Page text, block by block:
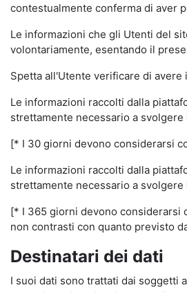
contestualmente conferma di aver
Le informazioni che gli Utenti del
volontariamente, esentando il
Spetta all'Utente verificare di
Le informazioni raccolti dalla
strettamente necessario a
[* I 30 giorni devono considerarsi
Le informazioni raccolti dalla
strettamente necessario a
[* I 365 giorni devono considerarsi
non contrasti con quanto previsto
Destinatari dei dati
I suoi dati sono trattati dai soggetti